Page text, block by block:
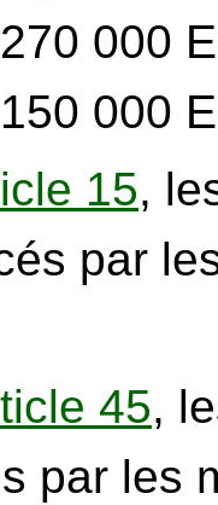
000
000
15,
par
45,
par les